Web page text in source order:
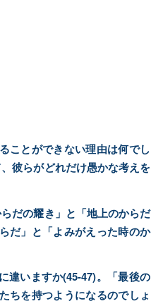
ことができない理由は何でし
彼らがどれだけ愚かな考えを
だの耀き」と「地上のからだ
だ」と「よみがえった時のか
違いますか(45-47)。「最後の
ちを持つようになるのでしょ